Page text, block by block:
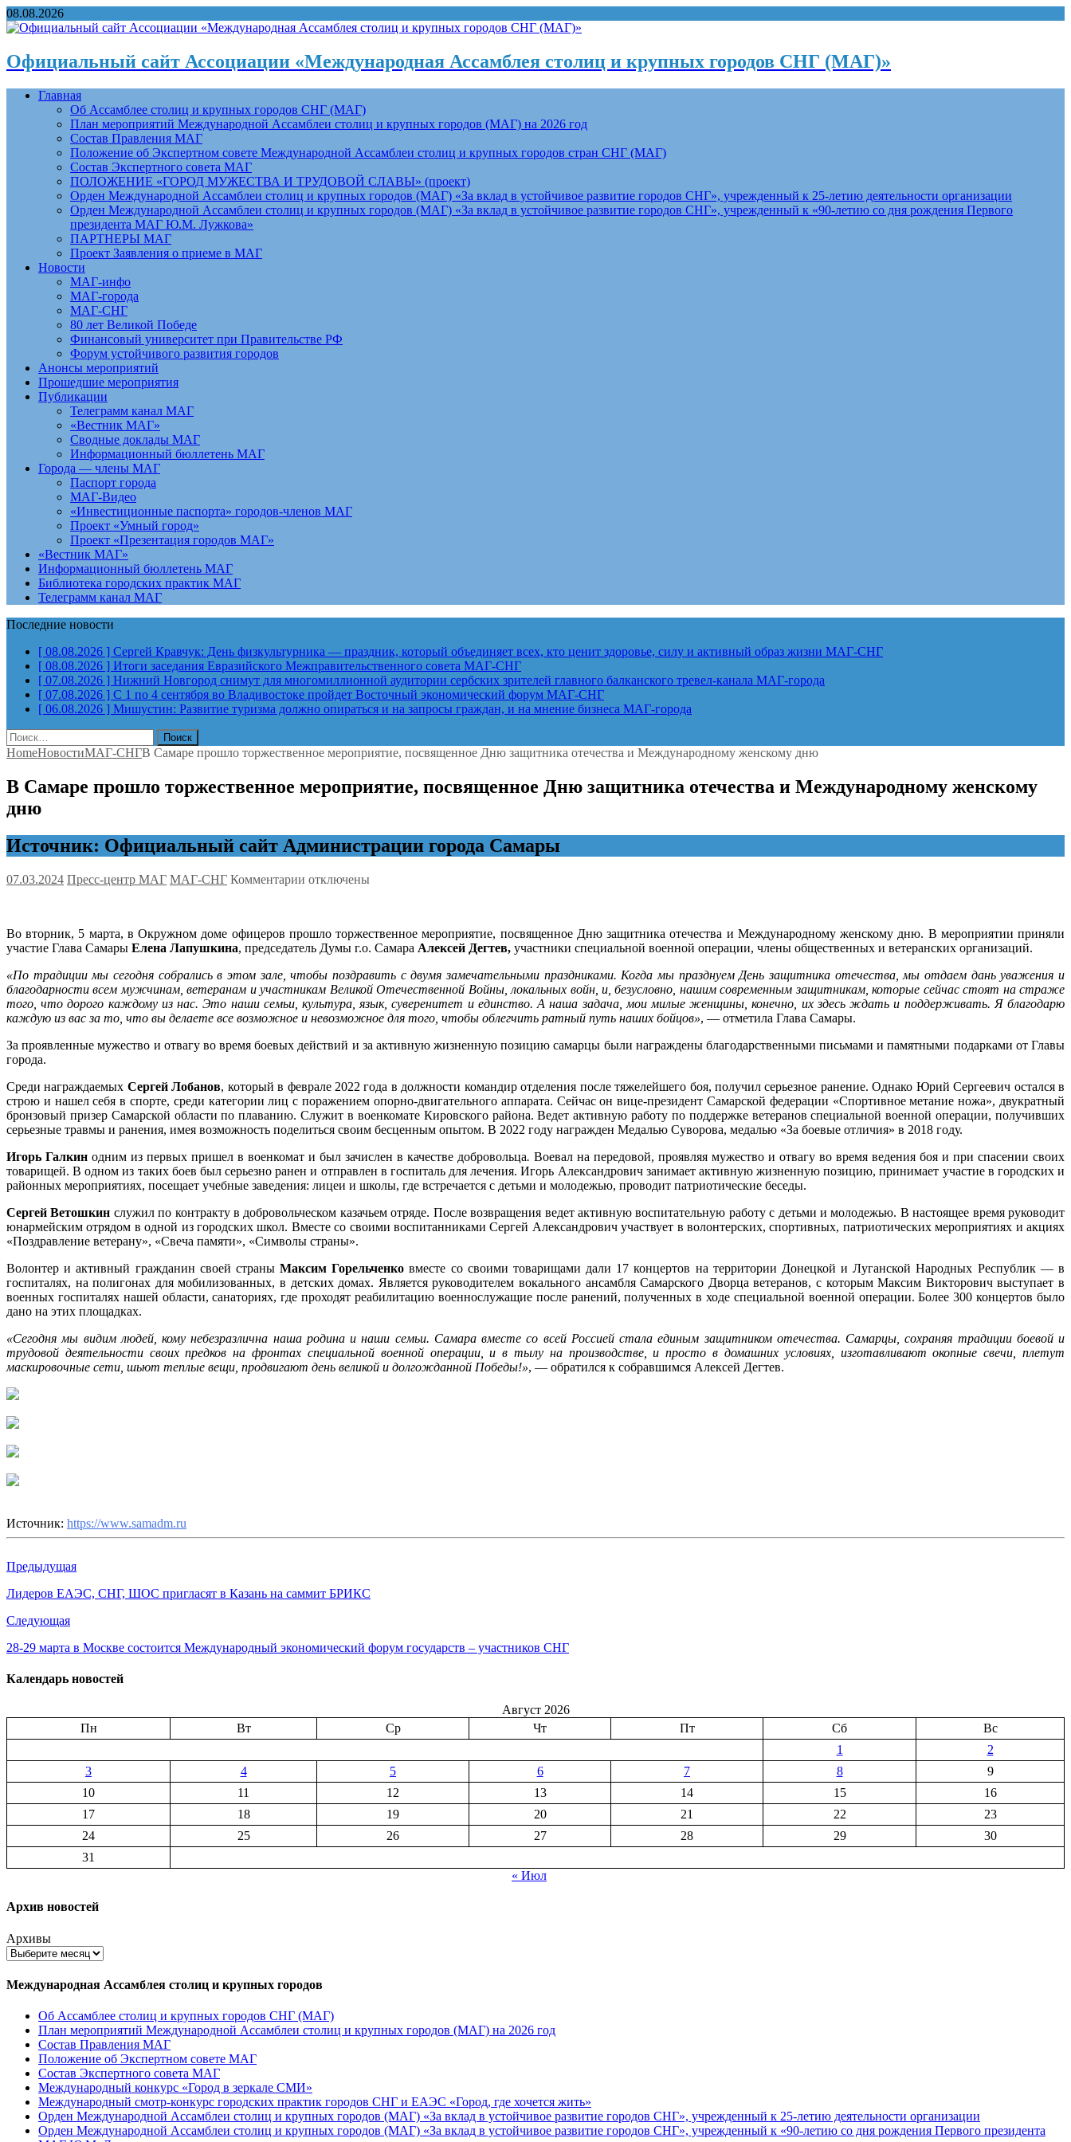
08.08.2026
Официальный сайт Ассоциации «Международная Ассамблея столиц и крупных городов СНГ (МАГ)»
Главная
Об Ассамблее столиц и крупных городов СНГ (МАГ)
План мероприятий Международной Ассамблеи столиц и крупных городов (МАГ) на 2026 год
Состав Правления МАГ
Положение об Экспертном совете Международной Ассамблеи столиц и крупных городов стран СНГ (МАГ)
Состав Экспертного совета МАГ
ПОЛОЖЕНИЕ «ГОРОД МУЖЕСТВА И ТРУДОВОЙ СЛАВЫ» (проект)
Орден Международной Ассамблеи столиц и крупных городов (МАГ) «За вклад в устойчивое развитие городов СНГ», учрежденный к 25-летию деятельности организации
Орден Международной Ассамблеи столиц и крупных городов (МАГ) «За вклад в устойчивое развитие городов СНГ», учрежденный к «90-летию со дня рождения Первого
президента МАГ Ю.М. Лужкова»
ПАРТНЕРЫ МАГ
Проект Заявления о приеме в МАГ
Новости
МАГ-инфо
МАГ-города
МАГ-СНГ
80 лет Великой Победе
Финансовый университет при Правительстве РФ
Форум устойчивого развития городов
Анонсы мероприятий
Прошедшие мероприятия
Публикации
Телеграмм канал МАГ
«Вестник МАГ»
Сводные доклады МАГ
Информационный бюллетень МАГ
Города — члены МАГ
Паспорт города
МАГ-Видео
«Инвестиционные паспорта» городов-членов МАГ
Проект «Умный город»
Проект «Презентация городов МАГ»
«Вестник МАГ»
Информационный бюллетень МАГ
Библиотека городских практик МАГ
Телеграмм канал МАГ
Последние новости
[ 08.08.2026 ] Сергей Кравчук: День физкультурника — праздник, который объединяет всех, кто ценит здоровье, силу и активный образ жизни МАГ-СНГ
[ 08.08.2026 ] Итоги заседания Евразийского Межправительственного совета МАГ-СНГ
[ 07.08.2026 ] Нижний Новгород снимут для многомиллионной аудитории сербских зрителей главного балканского тревел-канала МАГ-города
[ 07.08.2026 ] С 1 по 4 сентября во Владивостоке пройдет Восточный экономический форум МАГ-СНГ
[ 06.08.2026 ] Мишустин: Развитие туризма должно опираться и на запросы граждан, и на мнение бизнеса МАГ-города
Найти:
HomeНовостиМАГ-СНГВ Самаре прошло торжественное мероприятие, посвященное Дню защитника отечества и Международному женскому дню
В Самаре прошло торжественное мероприятие, посвященное Дню защитника отечества и Международному женскому
дню
Источник: Официальный сайт Администрации города Самары
07.03.2024 Пресс-центр МАГ МАГ-СНГ Комментарии к
прошло
торжественное
посвященное
Дню
защитника
отечества
Международному
отключены
Во вторник, 5 марта, в Окружном доме офицеров прошло торжественное мероприятие, посвященное Дню защитника отечества и Международному женскому дню. В мероприятии приняли
участие Глава Самары Елена Лапушкина, председатель Думы г.о. Самара Алексей Дегтев, участники специальной военной операции, члены общественных и ветеранских организаций.
«По традиции мы сегодня собрались в этом зале, чтобы поздравить с двумя замечательными праздниками. Когда мы празднуем День защитника отечества, мы отдаем дань уважения и
благодарности всем мужчинам, ветеранам и участникам Великой Отечественной Войны, локальных войн, и, безусловно, нашим современным защитникам, которые сейчас стоят на страже
того, что дорого каждому из нас. Это наши семьи, культура, язык, суверенитет и единство. А наша задача, мои милые женщины, конечно, их здесь ждать и поддерживать. Я благодарю
каждую из вас за то, что вы делаете все возможное и невозможное для того, чтобы облегчить ратный путь наших бойцов», — отметила Глава Самары.
За проявленные мужество и отвагу во время боевых действий и за активную жизненную позицию самарцы были награждены благодарственными письмами и памятными подарками от Главы
города.
Среди награждаемых Сергей Лобанов, который в феврале 2022 года в должности командир отделения после тяжелейшего боя, получил серьезное ранение. Однако Юрий Сергеевич остался в
строю и нашел себя в спорте, среди категории лиц с поражением опорно-двигательного аппарата. Сейчас он вице-президент Самарской федерации «Спортивное метание ножа», двукратный
бронзовый призер Самарской области по плаванию. Служит в военкомате Кировского района. Ведет активную работу по поддержке ветеранов специальной военной операции, получивших
серьезные травмы и ранения, имея возможность поделиться своим бесценным опытом. В 2022 году награжден Медалью Суворова, медалью «За боевые отличия» в 2018 году.
Игорь Галкин одним из первых пришел в военкомат и был зачислен в качестве добровольца. Воевал на передовой, проявляя мужество и отвагу во время ведения боя и при спасении своих
товарищей. В одном из таких боев был серьезно ранен и отправлен в госпиталь для лечения. Игорь Александрович занимает активную жизненную позицию, принимает участие в городских и
районных мероприятиях, посещает учебные заведения: лицеи и школы, где встречается с детьми и молодежью, проводит патриотические беседы.
Сергей Ветошкин служил по контракту в добровольческом казачьем отряде. После возвращения ведет активную воспитательную работу с детьми и молодежью. В настоящее время руководит
юнармейским отрядом в одной из городских школ. Вместе со своими воспитанниками Сергей Александрович участвует в волонтерских, спортивных, патриотических мероприятиях и акциях
«Поздравление ветерану», «Свеча памяти», «Символы страны».
Волонтер и активный гражданин своей страныМаксим Горельченко вместе со своими товарищами дали 17 концертов на территории Донецкой и Луганской Народных Республик — в
госпиталях, на полигонах для мобилизованных, в детских домах. Является руководителем вокального ансамбля Самарского Дворца ветеранов, с которым Максим Викторович выступает в
военных госпиталях нашей области, санаториях, где проходят реабилитацию военнослужащие после ранений, полученных в ходе специальной военной операции. Более 300 концертов было
дано на этих площадках.
«Сегодня мы видим людей, кому небезразлична наша родина и наши семьи. Самара вместе со всей Россией стала единым защитником отечества. Самарцы, сохраняя традиции боевой и
трудовой деятельности своих предков на фронтах специальной военной операции, и в тылу на производстве, и просто в домашних условиях, изготавливают окопные свечи, плетут
маскировочные сети, шьют теплые вещи, продвигают день великой и долгожданной Победы!», — обратился к собравшимся Алексей Дегтев.
Источник: https://www.samadm.ru
Предыдущая
Лидеров ЕАЭС, СНГ, ШОС пригласят в Казань на саммит БРИКС
Следующая
28-29 марта в Москве состоится Международный экономический форум государств – участников СНГ
Календарь новостей
Август 2026
Пн
Вт Ср Чт Пт Сб
Вс
1
2
3
4 5 6 7 8
9
10
11 12 13 14 15
16
17
18 19 20 21 22
23
24
25 26 27 28 29
30
31
« Июл
Архив новостей
Архивы
Международная Ассамблея столиц и крупных городов
Об Ассамблее столиц и крупных городов СНГ (МАГ)
План мероприятий Международной Ассамблеи столиц и крупных городов (МАГ) на 2026 год
Состав Правления МАГ
Положение об Экспертном совете МАГ
Состав Экспертного совета МАГ
Международный конкурс «Город в зеркале СМИ»
Международный смотр-конкурс городских практик городов СНГ и ЕАЭС «Город, где хочется жить»
Орден Международной Ассамблеи столиц и крупных городов (МАГ) «За вклад в устойчивое развитие городов СНГ», учрежденный к 25-летию деятельности организации
Орден Международной Ассамблеи столиц и крупных городов (МАГ) «За вклад в устойчивое развитие городов СНГ», учрежденный к «90-летию со дня рождения Первого президента